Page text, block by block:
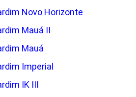
Novo Horizonte
Mauá II
Mauá
Imperial
IK III